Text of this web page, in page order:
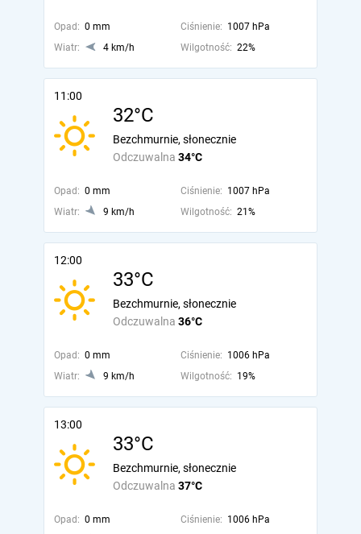
Opad: 0 mm Ciśnienie: 1007 hPa
Wiatr:
4 km/h Wilgotność: 22%
11:00
32°C
Odczuwalna 34°C
Bezchmurnie, słonecznie
Opad: 0 mm Ciśnienie: 1007 hPa
Wiatr:
9 km/h Wilgotność: 21%
12:00
33°C
Odczuwalna 36°C
Bezchmurnie, słonecznie
Opad: 0 mm Ciśnienie: 1006 hPa
Wiatr:
9 km/h Wilgotność: 19%
13:00
33°C
Odczuwalna 37°C
Bezchmurnie, słonecznie
Opad: 0 mm Ciśnienie: 1006 hPa